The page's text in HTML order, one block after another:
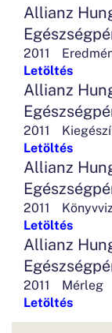
Allianz
2011
Letöltés
Allianz
2011
Letöltés
Allianz
2011
Letöltés
Allianz
2011
Mérleg
Letöltés